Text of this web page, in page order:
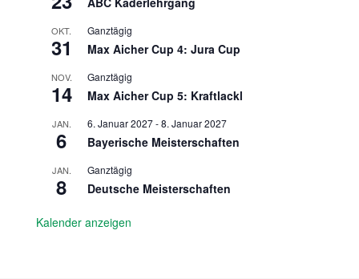
OKT.
31
Ganztägig
Max Aicher Cup 4: Jura Cup
NOV.
14
Ganztägig
Max Aicher Cup 5: Kraftlackl
JAN.
6
6. Januar 2027-8. Januar 2027
Bayerische Meisterschaften
JAN.
8
Ganztägig
Deutsche Meisterschaften
Kalender anzeigen